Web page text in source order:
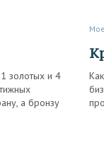
золотых и 4
а бронзу